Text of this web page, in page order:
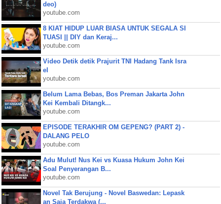
deo)
youtube.com
8 KIAT HIDUP LUAR BIASA UNTUK SEGALA SI
TUASI || DIY dan Keraj...
youtube.com
Video Detik detik Prajurit TNI Hadang Tank Isra
el
youtube.com
Belum Lama Bebas, Bos Preman Jakarta John
Kei Kembali Ditangk...
youtube.com
EPISODE TERAKHIR OM GEPENG? (PART 2) -
DALANG PELO
youtube.com
Adu Mulut! Nus Kei vs Kuasa Hukum John Kei
Soal Penyerangan B...
youtube.com
Novel Tak Berujung - Novel Baswedan: Lepask
an Saja Terdakwa (...